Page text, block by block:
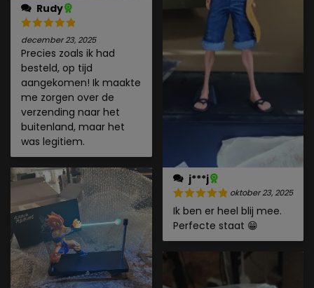
Rudy
december 23, 2025
Precies zoals ik had
besteld, op tijd
aangekomen! Ik maakte
me zorgen over de
verzending naar het
buitenland, maar het
was legitiem.
j***j
oktober 23, 2025
Ik ben er heel blij mee.
Perfecte staat 😁